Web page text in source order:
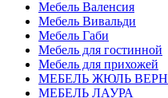
Мебель Валенсия
Мебель Вивальди
Мебель Габи
Мебель для гостинной
Мебель для прихожей
МЕБЕЛЬ ЖЮЛЬ ВЕРН
МЕБЕЛЬ ЛАУРА